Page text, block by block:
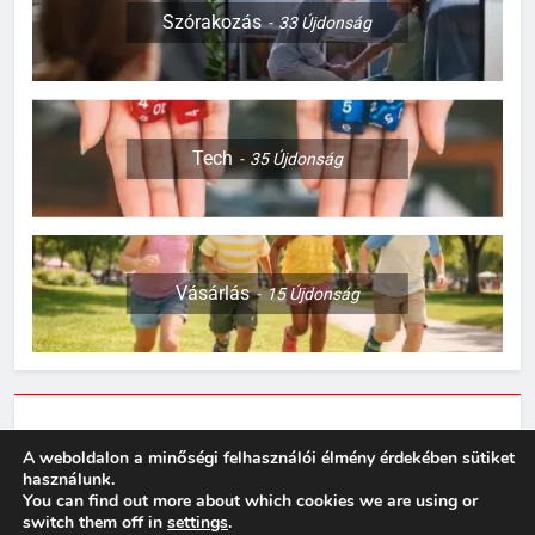
Sárgul vagy barnul a Caladium
levele? Ezek lehetnek a
leggyakoribb okok
OTTHON
3
Így készülj fel egy kiscica
érkezésére
OTTHON
4
Sok rolleres még mindig nem
tud róla: komoly változások
jöhetnek a közlekedési
MINDENNAPOK
5
Szórakozás 33Újdonság
Tech 35Újdonság
Vásárlás 15Újdonság
Műsorvízió 2026. Powered By BlazeThemes.
A weboldalon a minőségi felhasználói élmény érdekében sütiket
használunk.
You can find out more about which cookies we are using or
switch them off in settings.